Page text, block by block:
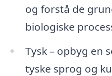
og forstå de
biologiske
Tysk – opbyg en
tyske sprog og